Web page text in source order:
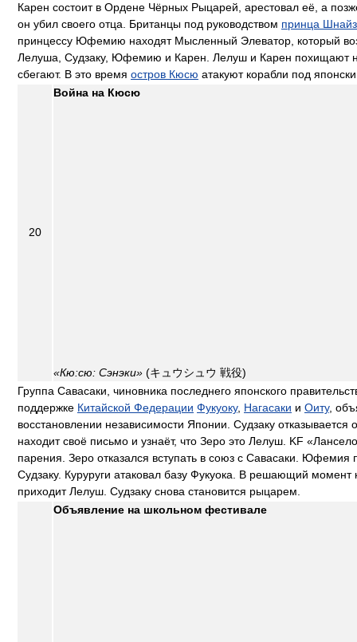
Карен состоит в Ордене Чёрных Рыцарей, арестовал её, а
он убил своего отца. Британцы под руководством принца
принцессу Юфемию находят Мысленный Элеватор, который
Лелуша, Судзаку, Юфемию и Карен. Лелуш и Карен похищают
сбегают. В это время остров Кюсю атакуют корабли под
20
Война на Кюсю
«Кю:сю: Сэнэки» (キュウシュウ 戦役)
Группа Савасаки, чиновника последнего японского
поддержке Китайской Федерации Фукуоку, Нагасаки и Оиту,
восстановлении независимости Японии. Судзаку отказывается
находит своё письмо и узнаёт, что Зеро это Лелуш. KF
парения. Зеро отказался вступать в союз с Савасаки. Юфемия
Судзаку. Куруруги атаковал базу Фукуока. В решающий
приходит Лелуш. Судзаку снова становится рыцарем.
Объявление на школьном фестивале